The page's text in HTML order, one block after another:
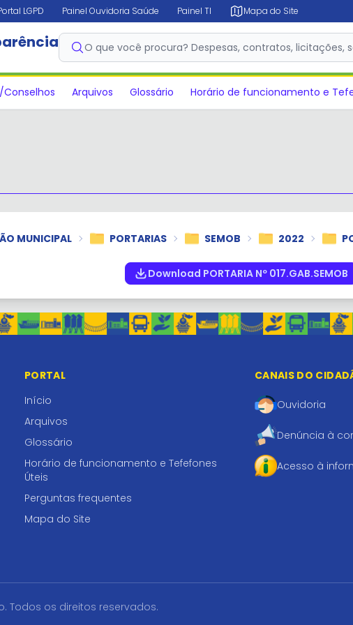
LGPD Painel Ouvidoria Saúde Painel TI Mapa do Site
O que você procura? Despesas, contratos, licitações,
Arquivos Glossário Horário de funcionamento e
MUNICIPAL PORTARIAS SEMOB 2022
Download PORTARIA Nº 017.GAB.SEMOB
PORTAL
Início
Arquivos
Glossário
Horário de funcionamento e Tefefones
Úteis
Perguntas frequentes
Mapa do Site
CANAIS DO
Ouvidoria
Denúncia à
Acesso à
Todos os direitos reservados.
✕